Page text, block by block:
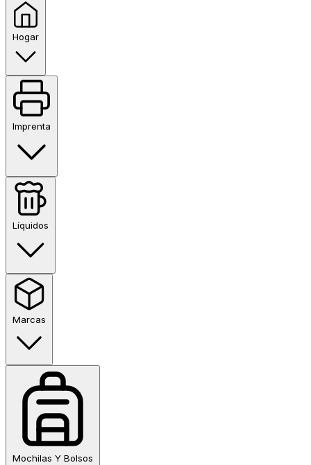
Hogar
Imprenta
Líquidos
Marcas
Mochilas Y Bolsos